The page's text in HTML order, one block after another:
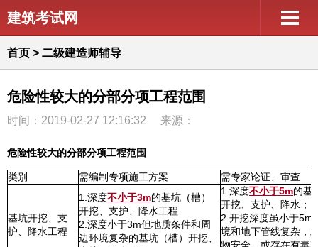
建筑考试网
首页 > 二级建造师辅导
危险性较大的分部分项工程范围
时间：2019-02-27 12:16:32 来源：
危险性较大的分部分项工程范围
类别 需编制专项施工方案 需专家论证、审查
基坑开挖、支
护、降水工程
1.深度不小于3m的基坑（槽）
开挖、支护、降水工程
2.深度小于3m但地质条件和周
边环境复杂的基坑（槽）开挖、
1.深度不小于5m的基
开挖、支护、降水；
2.开挖深度虽小于5m
境和地下管线复杂，